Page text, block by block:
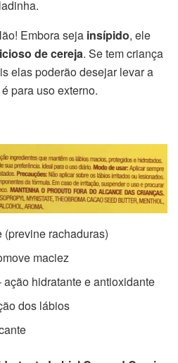
Embora seja insípido, ele
de cereja. Se tem criança
elas poderão desejar levar a
para uso externo.
rachaduras)
maciez
hidratante e antioxidante
dos lábios